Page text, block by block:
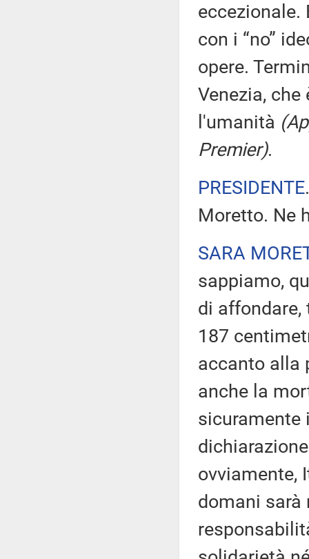
con i “no”
opere.
Venezia,
l'umanità
Premier).
PRESIDENTE
Moretto. Ne
SARA
sappiamo,
di affondare,
187
accanto alla
anche la
sicuramente
ovviamente,
domani sarà